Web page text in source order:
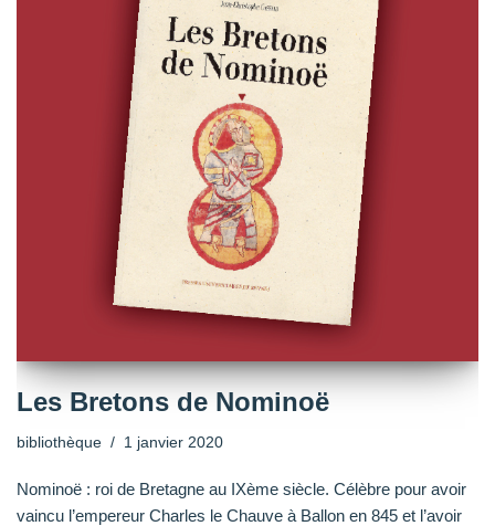
Les Bretons de Nominoë
bibliothèque 1 janvier 2020
Nominoë : roi de Bretagne au IXème siècle. Célèbre pour avoir
vaincu l’empereur Charles le Chauve à Ballon en 845 et l’avoir